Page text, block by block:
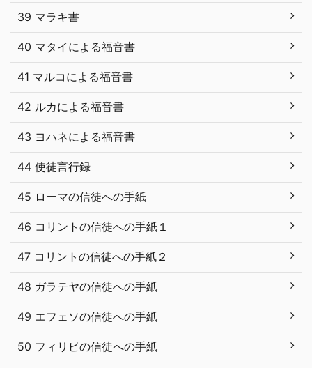
39 マラキ書
40 マタイによる福音書
41 マルコによる福音書
42 ルカによる福音書
43 ヨハネによる福音書
44 使徒言行録
45 ローマの信徒への手紙
46 コリントの信徒への手紙１
47 コリントの信徒への手紙２
48 ガラテヤの信徒への手紙
49 エフェソの信徒への手紙
50 フィリピの信徒への手紙